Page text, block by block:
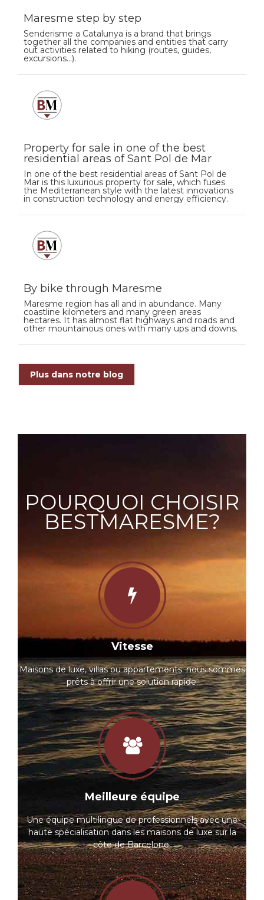
Maresme step by step
Senderisme a Catalunya is a brand that brings
together all the companies and entities that carry
out activities related to hiking (routes, guides,
excursions…).
Property for sale in one of the best
residential areas of Sant Pol de Mar
In one of the best residential areas of Sant Pol de
Mar is this luxurious property for sale, which fuses
the Mediterranean style with the latest innovations
in construction technology and energy efficiency.
By bike through Maresme
Maresme region has all and in abundance. Many
coastline kilometers and many green areas
hectares. It has almost flat highways and roads and
other mountainous ones with many ups and downs.
Plus dans notre blog
POURQUOI CHOISIR
BESTMARESME?
Vitesse
Maisons de luxe, villas ou appartements: nous sommes
prêts à offrir une solution rapide.
Meilleure équipe
Une équipe multilingue de professionnels avec une
haute spécialisation dans les maisons de luxe sur la
côte de Barcelone.